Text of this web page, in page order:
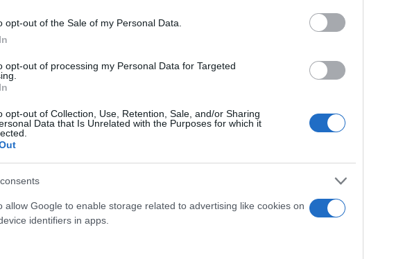
opt-out of the Sale of my Personal Data.
opt-out of processing my Personal Data for Targeted
opt-out of Collection, Use, Retention, Sale, and/or Sharing
Data that Is Unrelated with the Purposes for which it
allow Google to enable storage related to advertising like cookies on
identifiers in apps.
Η δημοσίευση κοινοποιήθηκε από το χρήστη Eleni Petroulaki 🇬🇷 (@elenipetroulaki)
δυνατό, αληθινό. Κάθε σημάδι του είναι απόδειξη ζωής.
γιατί το αγαπώ για όσα μου έχει χαρίσει. Κι αν θέλω να
φάση, αξίζει να κοιτάμε το σώμα μας με ευγνωμοσύνη και
όχι με κριτική».
24 με τον νέο κύκλο εκπομπών του «Vitality» που υπόσχεται
και την ευεξία.